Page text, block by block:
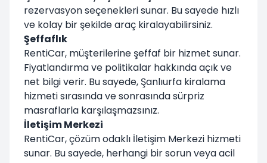
rezervasyon seçenekleri sunar. Bu sayede hızlı
ve kolay bir şekilde araç kiralayabilirsiniz.
Şeffaflık
RentiCar, müşterilerine şeffaf bir hizmet sunar.
Fiyatlandırma ve politikalar hakkında açık ve
net bilgi verir. Bu sayede, Şanlıurfa kiralama
hizmeti sırasında ve sonrasında sürpriz
masraflarla karşılaşmazsınız.
İletişim Merkezi
RentiCar, çözüm odaklı İletişim Merkezi hizmeti
sunar. Bu sayede, herhangi bir sorun veya acil